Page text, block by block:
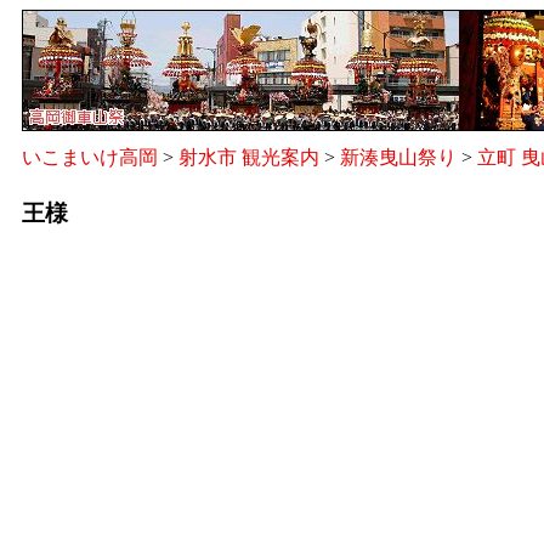
いこまいけ高岡 > 射水市 観光案内 > 新湊曳山祭り > 立町
王様